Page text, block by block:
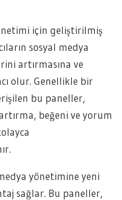
için geliştirilmiş
sosyal medya
artırmasına ve
olur. Genellikle bir
bu paneller,
beğeni ve yorum
yönetimine yeni
sağlar. Bu paneller,